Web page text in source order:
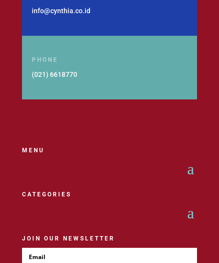
info@cynthia.co.id
PHONE
(021) 6618770
MENU
CATEGORIES
JOIN OUR NEWSLETTER